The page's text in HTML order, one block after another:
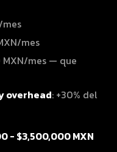
mes
mes — que
overhead: +30% del
- $3,500,000 MXN